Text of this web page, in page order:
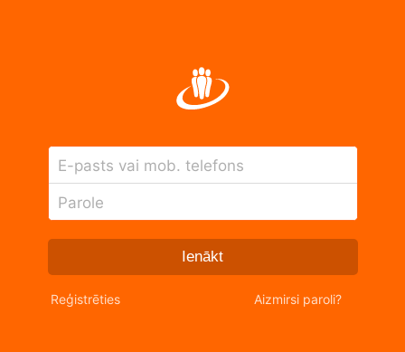
E-pasts vai mob. telefons
Parole
Ienākt
Reģistrēties Aizmirsi paroli?